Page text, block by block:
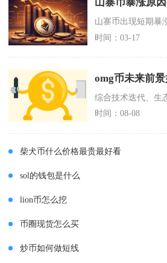
山寨币暴涨原
时间：03-17
omg币未来前
时间：08-08
柴犬币什么价格最贵最好看
sol的钱包是什么
lion币怎么挖
币圈现货怎么买
炒币如何做短线